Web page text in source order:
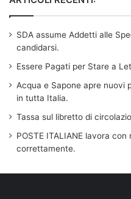
SDA assume Addetti alle
candidarsi.
Essere Pagati per Stare a
Acqua e Sapone apre nuovi
in tutta Italia.
Tassa sul libretto di
POSTE ITALIANE lavora
correttamente.